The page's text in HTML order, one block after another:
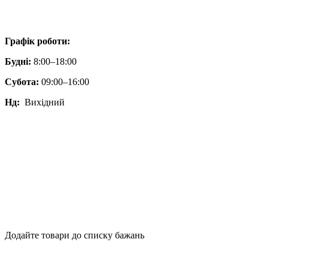
Графік роботи:
Будні: 8:00–18:00
Субота: 09:00–16:00
Нд: Вихідний
Додайте товари до списку бажань